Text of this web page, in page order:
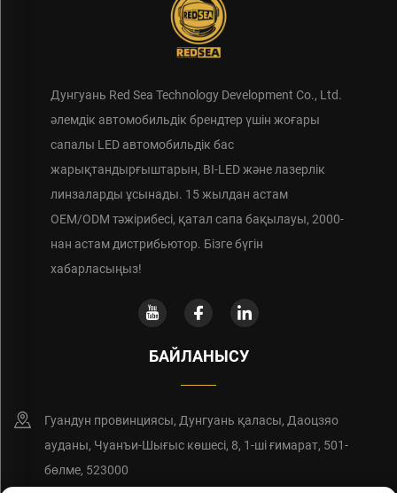
Дунгуань Red Sea Technology Development Co., Ltd.
әлемдік автомобильдік брендтер үшін жоғары
сапалы LED автомобильдік бас
жарықтандырғыштарын, BI-LED және лазерлік
линзаларды ұсынады. 15 жылдан астам
OEM/ODM тәжірибесі, қатал сапа бақылауы, 2000-
нан астам дистрибьютор. Бізге бүгін
хабарласыңыз!
БАЙЛАНЫСУ
Гуандун провинциясы, Дунгуань қаласы, Даоцзяо
ауданы, Чуанъи-Шығыс көшесі, 8, 1-ші ғимарат, 501-
бөлме, 523000